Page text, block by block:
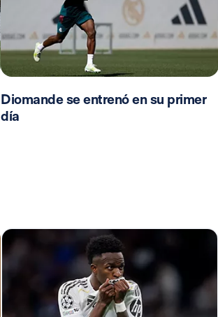
Diomande se entrenó en su primer
día